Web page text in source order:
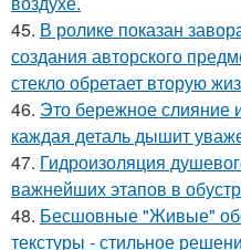
45. В ролике показан
создания авторского
стекло обретает вторую
46. Это бережное слияние
каждая деталь дышит
47. Гидроизоляция
важнейших этапов в
48. Бесшовные "Живые"
текстуры - стильное